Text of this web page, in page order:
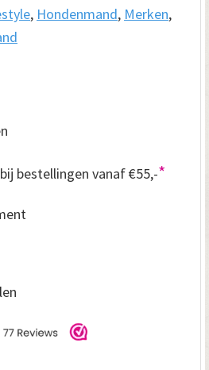
, Hondenmand, Merken,
bestellingen vanaf €55,-*